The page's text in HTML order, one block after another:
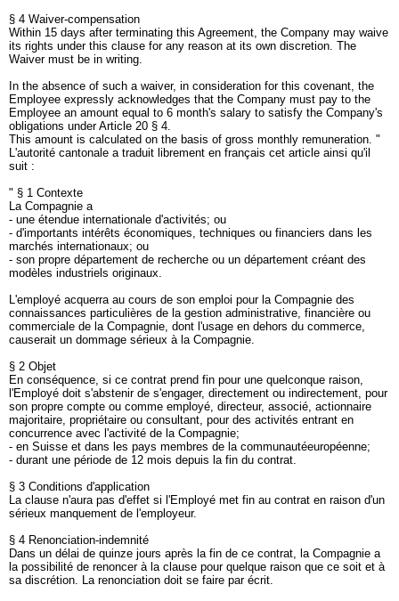
§ 4 Waiver-compensation
Within 15 days after terminating this Agreement, the Company may waive
its rights under this clause for any reason at its own discretion. The
Waiver must be in writing.
In the absence of such a waiver, in consideration for this covenant, the
Employee expressly acknowledges that the Company must pay to the
Employee an amount equal to 6 month's salary to satisfy the Company's
obligations under Article 20 § 4.
This amount is calculated on the basis of gross monthly remuneration. "
L'autorité cantonale a traduit librement en français cet article ainsi qu'il
suit :
" § 1 Contexte
La Compagnie a
- une étendue internationale d'activités; ou
- d'importants intérêts économiques, techniques ou financiers dans les
marchés internationaux; ou
- son propre département de recherche ou un département créant des
modèles industriels originaux.
L'employé acquerra au cours de son emploi pour la Compagnie des
connaissances particulières de la gestion administrative, financière ou
commerciale de la Compagnie, dont l'usage en dehors du commerce,
causerait un dommage sérieux à la Compagnie.
§ 2 Objet
En conséquence, si ce contrat prend fin pour une quelconque raison,
l'Employé doit s'abstenir de s'engager, directement ou indirectement, pour
son propre compte ou comme employé, directeur, associé, actionnaire
majoritaire, propriétaire ou consultant, pour des activités entrant en
concurrence avec l'activité de la Compagnie;
- en Suisse et dans les pays membres de la communautéeuropéenne;
- durant une période de 12 mois depuis la fin du contrat.
§ 3 Conditions d'application
La clause n'aura pas d'effet si l'Employé met fin au contrat en raison d'un
sérieux manquement de l'employeur.
§ 4 Renonciation-indemnité
Dans un délai de quinze jours après la fin de ce contrat, la Compagnie a
la possibilité de renoncer à la clause pour quelque raison que ce soit et à
sa discrétion. La renonciation doit se faire par écrit.